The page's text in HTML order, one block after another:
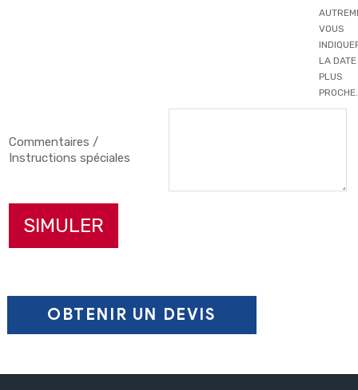
VOUS
LA
PLUS
PROCHE.
Commentaires /
Instructions spéciales
SIMULER
Couleur primaire